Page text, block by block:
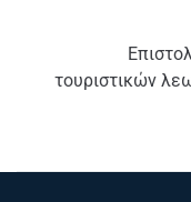
τουριστικών